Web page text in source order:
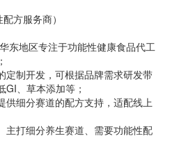
方服务商）
东地区专注于功能性健康食品代工
定制开发，可根据品牌需求研发带
、草本添加等；
供细分赛道的配方支持，适配线上
主打细分养生赛道、需要功能性配